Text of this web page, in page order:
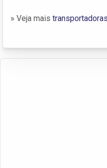
» Veja mais